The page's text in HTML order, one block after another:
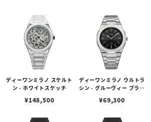
ディーワンミラノ スケルト
ン - ホワイトスケッチ
¥148,500
ディーワンミラノ ウルトラ
シン - グルーヴィー ブラッ
¥69,300